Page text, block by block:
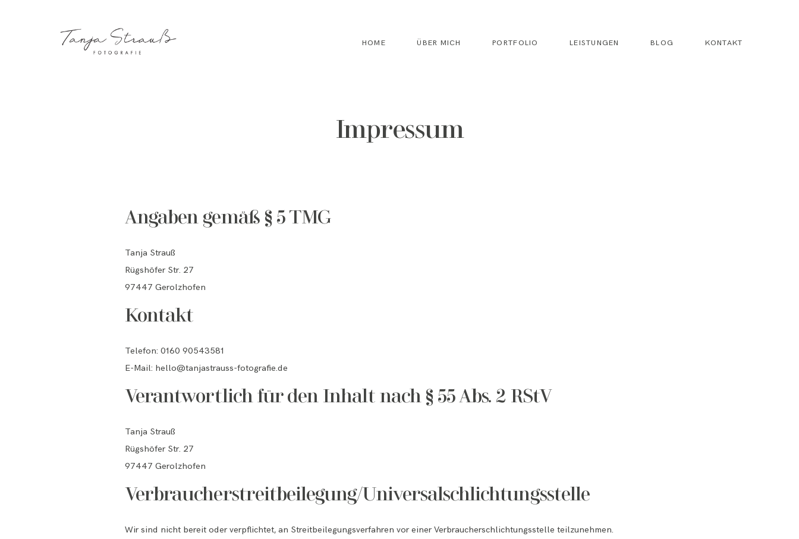
HOME ÜBER MICH PORTFOLIO LEISTUNGEN BLOG KONTAKT
Impressum
Angaben gemäß § 5 TMG
Tanja Strauß
Rügshöfer Str. 27
97447 Gerolzhofen
Kontakt
Telefon: 0160 90543581
E-Mail: hello@tanjastrauss-fotografie.de
Verantwortlich für den Inhalt nach § 55 Abs. 2 RStV
Tanja Strauß
Rügshöfer Str. 27
97447 Gerolzhofen
Verbraucherstreitbeilegung/Universalschlichtungsstelle
Wir sind nicht bereit oder verpflichtet, an Streitbeilegungsverfahren vor einer Verbraucherschlichtungsstelle teilzunehmen.